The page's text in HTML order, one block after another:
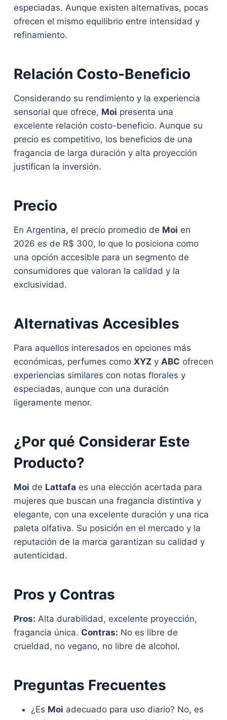
especiadas. Aunque existen alternativas, pocas
ofrecen el mismo equilibrio entre intensidad y
refinamiento.
Relación Costo-Beneficio
Considerando su rendimiento y la experiencia
sensorial que ofrece, Moi presenta una
excelente relación costo-beneficio. Aunque su
precio es competitivo, los beneficios de una
fragancia de larga duración y alta proyección
justifican la inversión.
Precio
En Argentina, el precio promedio de Moi en
2026 es de R$ 300, lo que lo posiciona como
una opción accesible para un segmento de
consumidores que valoran la calidad y la
exclusividad.
Alternativas Accesibles
Para aquellos interesados en opciones más
económicas, perfumes como XYZ y ABC ofrecen
experiencias similares con notas florales y
especiadas, aunque con una duración
ligeramente menor.
¿Por qué Considerar Este
Producto?
Moi de Lattafa es una elección acertada para
mujeres que buscan una fragancia distintiva y
elegante, con una excelente duración y una rica
paleta olfativa. Su posición en el mercado y la
reputación de la marca garantizan su calidad y
autenticidad.
Pros y Contras
Pros: Alta durabilidad, excelente proyección,
fragancia única. Contras: No es libre de
crueldad, no vegano, no libre de alcohol.
Preguntas Frecuentes
¿Es Moi adecuado para uso diario? No, es